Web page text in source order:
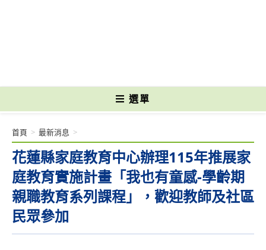
選單
花蓮縣家庭教育中心辦理115年推展家
庭教育實施計畫「我也有童感-學齡期
親職教育系列課程」，歡迎教師及社區
民眾參加
首頁 > 最新消息 >